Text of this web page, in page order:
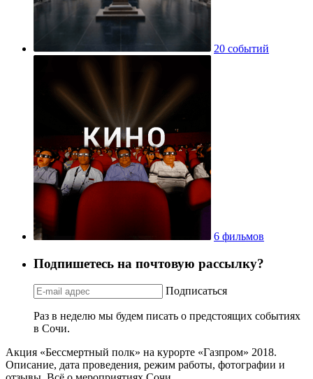
20 событий
6 фильмов
Подпишетесь на почтовую рассылку?
Подписаться
Раз в неделю мы будем писать о предстоящих событиях
в Сочи.
Акция «Бессмертный полк» на курорте «Газпром» 2018.
Описание, дата проведения, режим работы, фотографии и